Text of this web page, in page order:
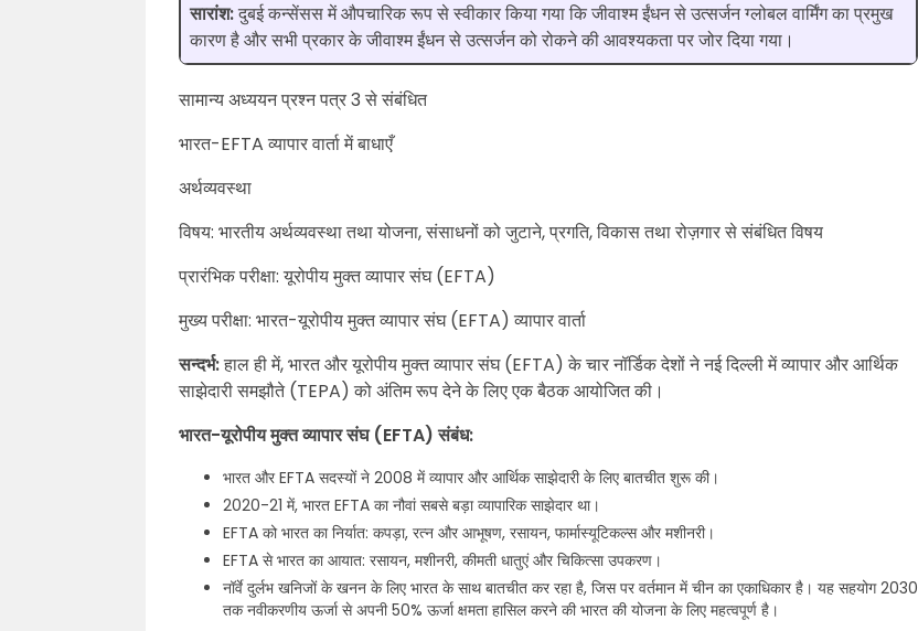
सारांश:दुबई कन्सेंसस में औपचारिक रूप से स्वीकार किया गया कि जीवाश्म ईंधन से उत्सर्जन ग्लोबल वार्मिंग का प्रमुख
कारण है और सभी प्रकार के जीवाश्म ईंधन से उत्सर्जन को रोकने की आवश्यकता पर जोर दिया गया।
सामान्य अध्ययन प्रश्न पत्र 3 से संबंधित
भारत-EFTA व्यापार वार्ता में बाधाएँ
अर्थव्यवस्था
विषय: भारतीय अर्थव्यवस्था तथा योजना, संसाधनों को जुटाने, प्रगति, विकास तथा रोज़गार से संबंधित विषय
प्रारंभिक परीक्षा: यूरोपीय मुक्त व्यापार संघ (EFTA)
मुख्य परीक्षा: भारत-यूरोपीय मुक्त व्यापार संघ (EFTA) व्यापार वार्ता
सन्दर्भ:हाल ही में, भारत और यूरोपीय मुक्त व्यापार संघ (EFTA) के चार नॉर्डिक देशों ने नई दिल्ली में व्यापार और आर्थिक
साझेदारी समझौते (TEPA) को अंतिम रूप देने के लिए एक बैठक आयोजित की।
भारत-यूरोपीय मुक्त व्यापार संघ (EFTA) संबंध:
भारत और EFTA सदस्यों ने 2008 में व्यापार और आर्थिक साझेदारी के लिए बातचीत शुरू की।
2020-21 में, भारत EFTA का नौवां सबसे बड़ा व्यापारिक साझेदार था।
EFTA को भारत का निर्यात: कपड़ा, रत्न और आभूषण, रसायन, फार्मास्यूटिकल्स और मशीनरी।
EFTA से भारत का आयात: रसायन, मशीनरी, कीमती धातुएं और चिकित्सा उपकरण।
नॉर्वे दुर्लभ खनिजों के खनन के लिए भारत के साथ बातचीत कर रहा है, जिस पर वर्तमान में चीन का एकाधिकार है। यह सहयोग 2030
तक नवीकरणीय ऊर्जा से अपनी 50% ऊर्जा क्षमता हासिल करने की भारत की योजना के लिए महत्वपूर्ण है।